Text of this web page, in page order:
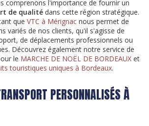
comprenons l'importance de fournir un
de qualité dans cette région stratégique.
que VTC à Mérignac nous permet de
variés de nos clients, qu'il s'agisse de
de déplacements professionnels ou
Découvrez également notre service de
le MARCHE DE NOËL DE BORDEAUX et
touristiques uniques à Bordeaux.
PERSONNALISÉS À